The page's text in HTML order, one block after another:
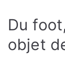
Du
objet